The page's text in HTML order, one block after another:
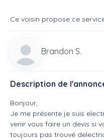
Ce voisin propose ce
Brandon S.
Description de
Bonjour,
Je me présente je suis
venir vous faire un devis si
toujours pas trouvé